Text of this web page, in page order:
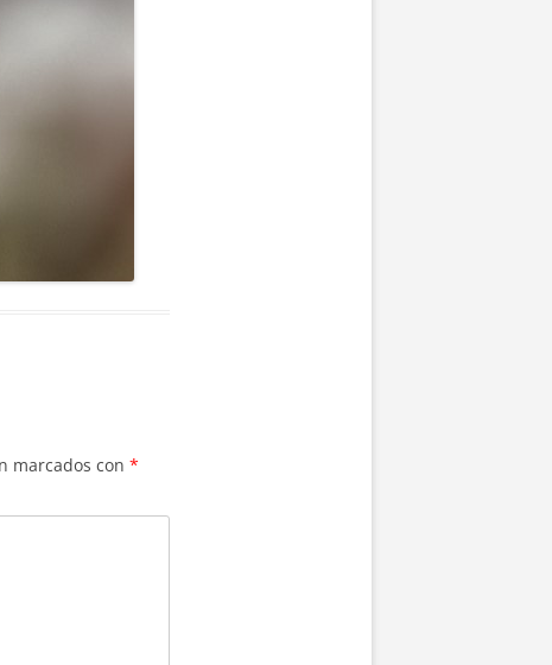
marcados con *